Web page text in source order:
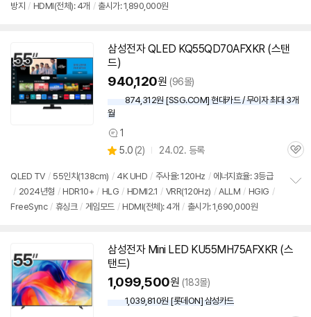
방지 / HDMI(전체): 4개 / 출시가: 1,890,000원
삼성전자 QLED KQ55QD70AFXKR (스탠
드)
940,120원 (96몰)
874,312원 [SSG.COM] 현대카드 / 무이자 최대 3개
월
상
품
견
1
별
점
5.0 (상
리
뷰
2) 24.02. 등록
관
QLED TV / 55인치 (138cm) / 4K UHD / 주사율: 120Hz / 에너지효율: 3등급
/ 2024년형 / HDR10+ / HLG / HDMI2.1 / VRR(120Hz) / ALLM / HGIG /
FreeSync / 휴싱크 / 게임모드 / HDMI(전체): 4개 / 출시가: 1,690,000원
삼성전자 Mini LED KU55MH75AFXKR (스
탠드)
1,099,500원 (183몰)
1,039,810원 [롯데ON] 삼성카드